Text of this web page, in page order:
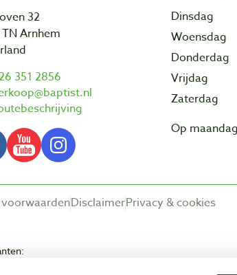
32
Arnhem
351 2856
Dinsdag
Woensdag
Donderdag
Vrijdag
Zaterdag
Op
DisclaimerPrivacy & cookies